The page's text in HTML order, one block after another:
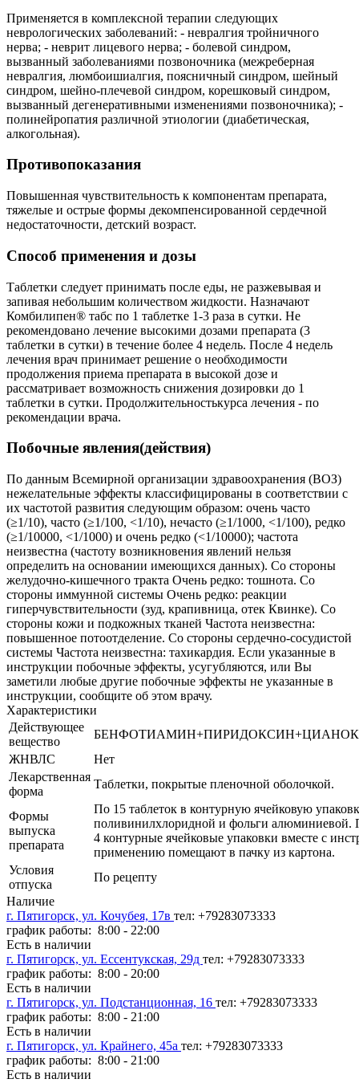
Применяется в комплексной терапии следующих
неврологических заболеваний: - невралгия тройничного
нерва; - неврит лицевого нерва; - болевой синдром,
вызванный заболеваниями позвоночника (межреберная
невралгия, люмбоишиалгия, поясничный синдром, шейный
синдром, шейно-плечевой синдром, корешковый синдром,
вызванный дегенеративными изменениями позвоночника); -
полинейропатия различной этиологии (диабетическая,
алкогольная).
Противопоказания
Повышенная чувствительность к компонентам препарата,
тяжелые и острые формы декомпенсированной сердечной
недостаточности, детский возраст.
Способ применения и дозы
Таблетки следует принимать после еды, не разжевывая и
запивая небольшим количеством жидкости. Назначают
Комбилипен® табс по 1 таблетке 1-3 раза в сутки. Не
рекомендовано лечение высокими дозами препарата (3
таблетки в сутки) в течение более 4 недель. После 4 недель
лечения врач принимает решение о необходимости
продолжения приема препарата в высокой дозе и
рассматривает возможность снижения дозировки до 1
таблетки в сутки. Продолжительностькурса лечения - по
рекомендации врача.
Побочные явления(действия)
По данным Всемирной организации здравоохранения (ВОЗ)
нежелательные эффекты классифицированы в соответствии с
их частотой развития следующим образом: очень часто
(≥1/10), часто (≥1/100, <1/10), нечасто (≥1/1000, <1/100), редко
(≥1/10000, <1/1000) и очень редко (<1/10000); частота
неизвестна (частоту возникновения явлений нельзя
определить на основании имеющихся данных). Со стороны
желудочно-кишечного тракта Очень редко: тошнота. Со
стороны иммунной системы Очень редко: реакции
гиперчувствительности (зуд, крапивница, отек Квинке). Со
стороны кожи и подкожных тканей Частота неизвестна:
повышенное потоотделение. Со стороны сердечно-сосудистой
системы Частота неизвестна: тахикардия. Если указанные в
инструкции побочные эффекты, усугубляются, или Вы
заметили любые другие побочные эффекты не указанные в
инструкции, сообщите об этом врачу.
Характеристики
Действующее
вещество
ЖНВЛС
Нет
Лекарственная
форма
Таблетки, покрытые пленочной оболочкой.
Формы
выпуска
препарата
По 15 таблеток в контурную ячейковую
поливинилхлоридной и фольги алюминиевой.
4 контурные ячейковые упаковки вместе с
применению помещают в пачку из картона.
Условия
отпуска
По рецепту
Наличие
г. Пятигорск, ул. Кочубея, 17в тел: +79283073333
график работы: 8:00 - 22:00
Есть в наличии
г. Пятигорск, ул. Ессентукская, 29д тел: +79283073333
график работы: 8:00 - 20:00
Есть в наличии
г. Пятигорск, ул. Подстанционная, 16 тел: +79283073333
график работы: 8:00 - 21:00
Есть в наличии
г. Пятигорск, ул. Крайнего, 45а тел: +79283073333
график работы: 8:00 - 21:00
Есть в наличии